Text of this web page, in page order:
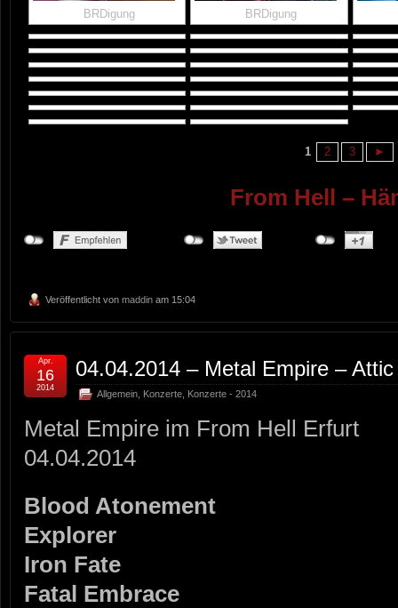
BRDigung BRDigung
1 2 3 ►
From Hell –
Veröffentlicht von maddin am 15:04
04.04.2014 – Metal Empire – Attic
Allgemein Konzerte Konzerte - 2014
Apr.
16
2014
Metal Empire im From Hell Erfurt
04.04.2014
Blood Atonement
Explorer
Iron Fate
Fatal Embrace